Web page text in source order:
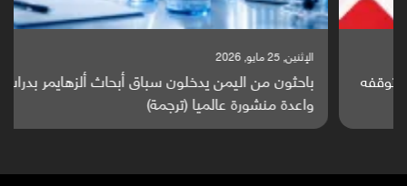
باحثون من اليمن يدخلون سباق أبحاث ألزهايمر بدراسة
واعدة منشورة عالميا (ترجمة)